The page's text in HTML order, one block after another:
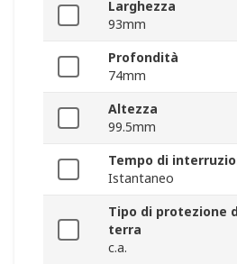
Larghezza
93mm
Profondità
74mm
Altezza
99.5mm
Tempo di
Istantaneo
Tipo di protezione
terra
c.a.